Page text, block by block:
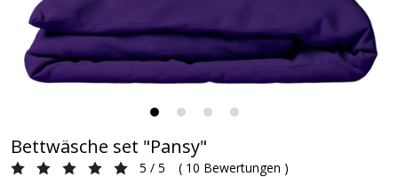
Bettwäsche set "Pansy"
5 / 5 ( 10 Bewertungen )